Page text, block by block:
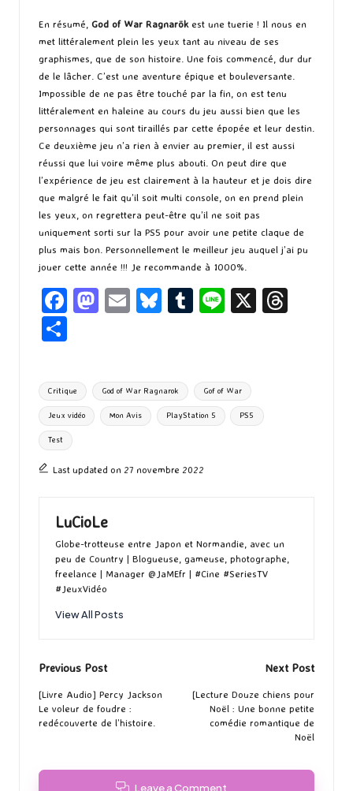
En résumé, God of War Ragnarökest une tuerie ! Il nous en
met littéralement plein les yeux tant au niveau de ses
graphismes, que de son histoire. Une fois commencé, dur dur
de le lâcher. C’est une aventure épique et bouleversante.
Impossible de ne pas être touché par la fin, on est tenu
littéralement en haleine au cours du jeu aussi bien que les
personnages qui sont tiraillés par cette épopée et leur destin.
Ce deuxième jeu n’a rien à envier au premier, il est aussi
réussi que lui voire même plus abouti. On peut dire que
l’expérience de jeu est clairement à la hauteur et je dois dire
que malgré le fait qu’il soit multi console, on en prend plein
les yeux, on regrettera peut-être qu’il ne soit pas
uniquement sorti sur la PS5 pour avoir une petite claque de
plus mais bon. Personnellement le meilleur jeu auquel j’ai pu
jouer cette année !!! Je recommande à 1000%.
Fa
o
o
k
M
d
o
n
E
l
Bl
ky
T
bl
r
Li X
ta
g
er
Tags:
Critique God of War Ragnarok Gof of War
Jeux vidéo Mon Avis PlayStation 5 PS5
Test
Last updated on 27 novembre 2022
LuCioLe
Globe-trotteuse entre Japon et Normandie, avec un
peu de Country | Blogueuse, gameuse, photographe,
freelance | Manager @JaMEfr | #Cine #SeriesTV
#JeuxVidéo
View All Posts
Post
navigation
Previous Post
[Livre Audio] Percy Jackson
Le voleur de foudre :
redécouverte de l’histoire.
Next Post
[Lecture Douze chiens pour
Noël : Une bonne petite
comédie romantique de
Noël
Leave a Comment